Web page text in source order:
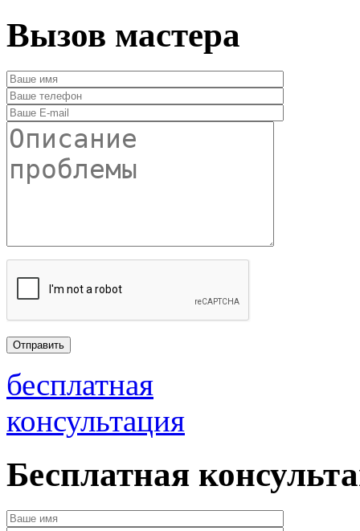
Вызов мастера
бесплатная
консультация
Бесплатная